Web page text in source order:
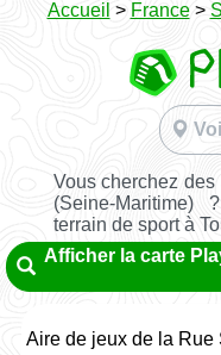
Accueil > France>
Vous cherchez
(Seine-Maritime)
terrain de sport à
Afficher la carte
Aire de jeux de la Rue